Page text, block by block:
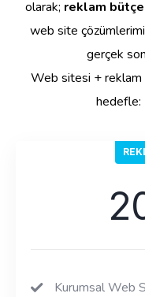
olarak; reklam
web site
gerçek
Web sitesi +
hedefle:
Kurumsal Web